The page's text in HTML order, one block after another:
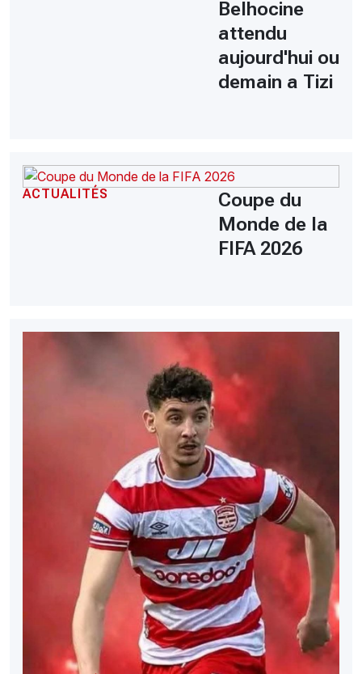
Belhocine
attendu
aujourd'hui ou
demain a Tizi
ACTUALITÉS
Coupe du
Monde de la
FIFA 2026